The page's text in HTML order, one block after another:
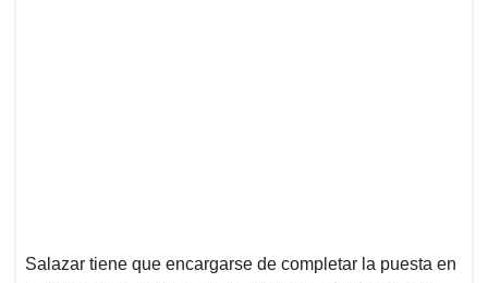
Salazar tiene que encargarse de completar la puesta en